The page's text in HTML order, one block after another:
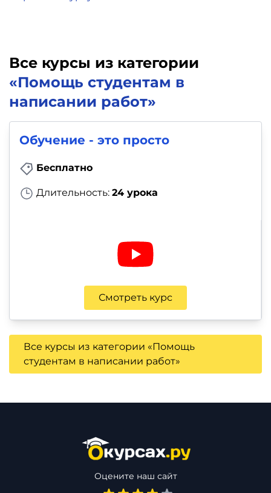
Все курсы из категории
«Помощь студентам в
написании работ»
Обучение - это просто
Бесплатно
Длительность: 24 урока
Смотреть курс
Все курсы из категории «Помощь
студентам в написании работ»
Оцените наш сайт